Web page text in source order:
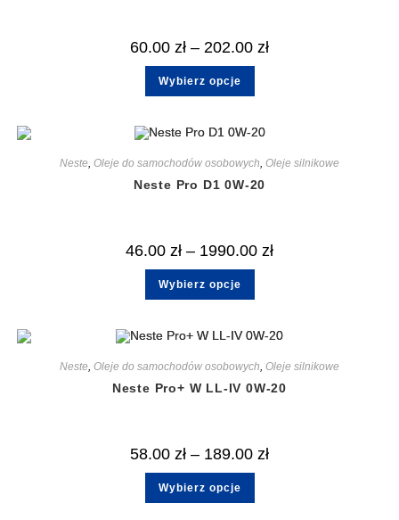
60.00 zł – 202.00 zł
Wybierz opcje
Neste, Oleje do samochodów osobowych, Oleje silnikowe
Neste Pro D1 0W-20
46.00 zł – 1990.00 zł
Wybierz opcje
Neste, Oleje do samochodów osobowych, Oleje silnikowe
Neste Pro+ W LL-IV 0W-20
58.00 zł – 189.00 zł
Wybierz opcje